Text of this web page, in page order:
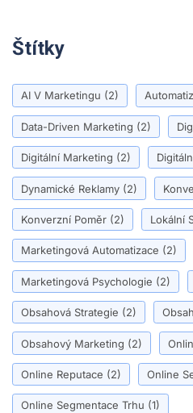
Štítky
AI V Marketingu (2)
Data-Driven Marketing (2)
Digitální Marketing (2)
Dynamické Reklamy (2)
Konverzní Poměr (2) Lokální
Marketingová Automatizace (2)
Marketingová Psychologie (2)
Obsahová Strategie (2)
Obsahový Marketing (2)
Online Reputace (2) Online
Online Segmentace Trhu (1)